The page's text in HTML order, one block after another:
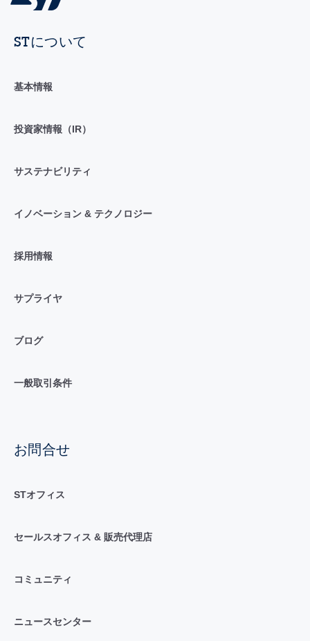
STについて
基本情報
投資家情報（IR）
サステナビリティ
イノベーション & テクノロジー
採用情報
サプライヤ
ブログ
一般取引条件
お問合せ
STオフィス
セールスオフィス & 販売代理店
コミュニティ
ニュースセンター